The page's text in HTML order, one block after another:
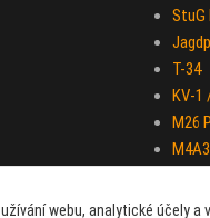
StuG
T-34
KV-1
M26
Half-
webu, analytické účely a